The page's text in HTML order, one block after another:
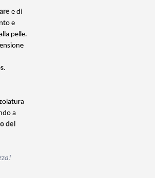
e di
e
pelle.
.
a
dei